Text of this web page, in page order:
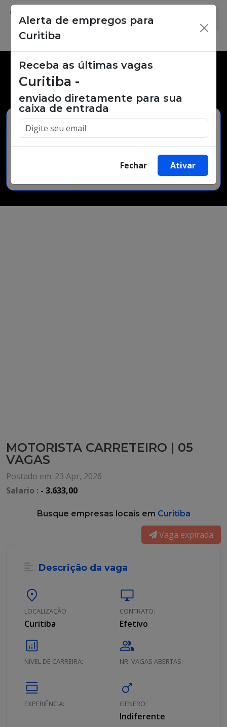
Vagas de emprego,
oportunidades de trabalho.
Buscar Vagas
MOTORISTA CARRETEIRO | 05
VAGAS
Postado em: 23 Apr, 2026
Salario : - 3.633,00
Busque empresas locais em Curitiba
Vaga expirada
Descrição da vaga
location_on
LOCALIZAÇÃO
Curitiba
desktop_windows
CONTRATO:
Efetivo
analytics
NIVEL DE CARREIRA:
group
NR. VAGAS ABERTAS:
calendar_view_day
EXPERIÊNCIA:
male
GENERO:
Indiferente
Alerta de empregos para
Curitiba
×
Receba as últimas vagas
Curitiba -
enviado diretamente para sua
caixa de entrada
Fechar Ativar